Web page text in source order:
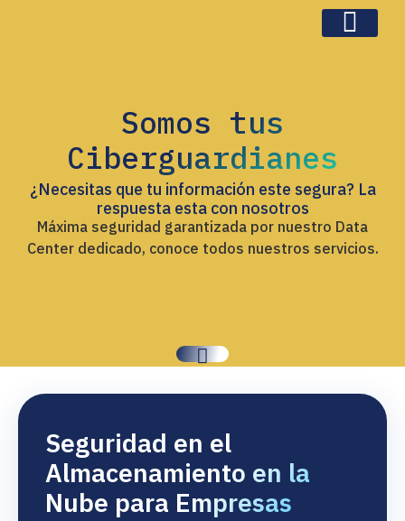
Somos tus
Ciberguardianes
¿Necesitas que tu información este segura? La
respuesta esta con nosotros
Máxima seguridad garantizada por nuestro Data
Center dedicado, conoce todos nuestros servicios.
Seguridad en el
Almacenamiento en la
Nube para Empresas